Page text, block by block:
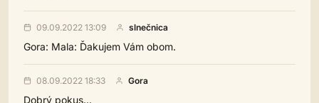
09.09.2022 13:09 slnečnica
Gora: Mala: Ďakujem Vám obom.
08.09.2022 18:33 Gora
Dobrý pokus...